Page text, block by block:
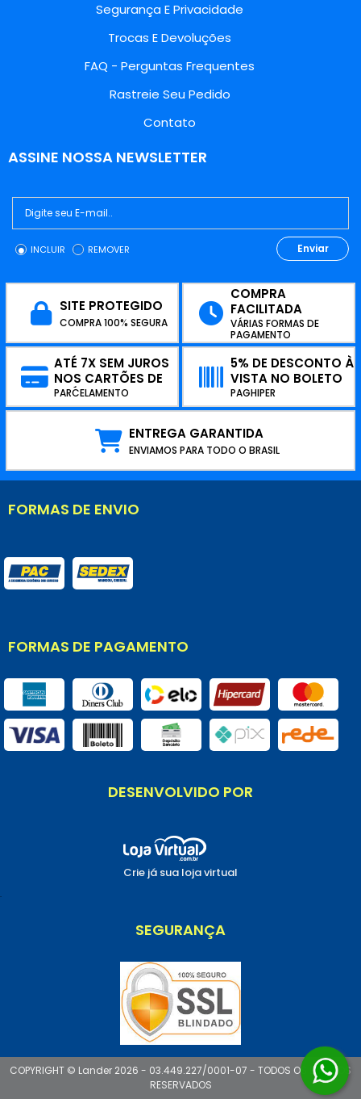
Segurança E Privacidade
Trocas E Devoluções
FAQ - Perguntas Frequentes
Rastreie Seu Pedido
Contato
ASSINE NOSSA NEWSLETTER
INCLUIR REMOVER Enviar
SITE PROTEGIDO
COMPRA 100% SEGURA
COMPRA
FACILITADA
VÁRIAS FORMAS DE
PAGAMENTO
ATÉ 7X SEM JUROS
NOS CARTÕES DE
CRÉDITO
PARCELAMENTO
5% DE DESCONTO À
VISTA NO BOLETO
PAGHIPER
ENTREGA GARANTIDA
ENVIAMOS PARA TODO O BRASIL
FORMAS DE ENVIO
FORMAS DE PAGAMENTO
DESENVOLVIDO POR
Crie já sua loja virtual
.
SEGURANÇA
COPYRIGHT © Lander 2026 - 03.449.227/0001-07 - TODOS OS DIREITOS
RESERVADOS